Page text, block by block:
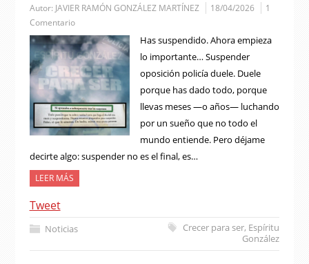
Autor: JAVIER RAMÓN GONZÁLEZ MARTÍNEZ 18/04/2026
1
Comentario
Has suspendido. Ahora empieza
lo importante… Suspender
oposición policía duele. Duele
porque has dado todo, porque
llevas meses —o años— luchando
por un sueño que no todo el
mundo entiende. Pero déjame
decirte algo: suspender no es el final, es…
LEER MÁS
Tweet
Noticias Crecer para ser, Espíritu
González